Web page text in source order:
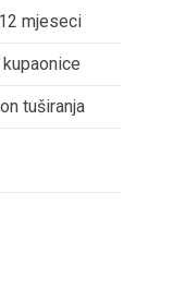
mjeseci
tuširanja